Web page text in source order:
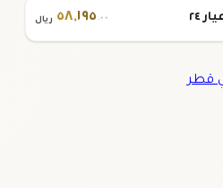
٥٨,١٩٥ .٠٠ ريال
قطر